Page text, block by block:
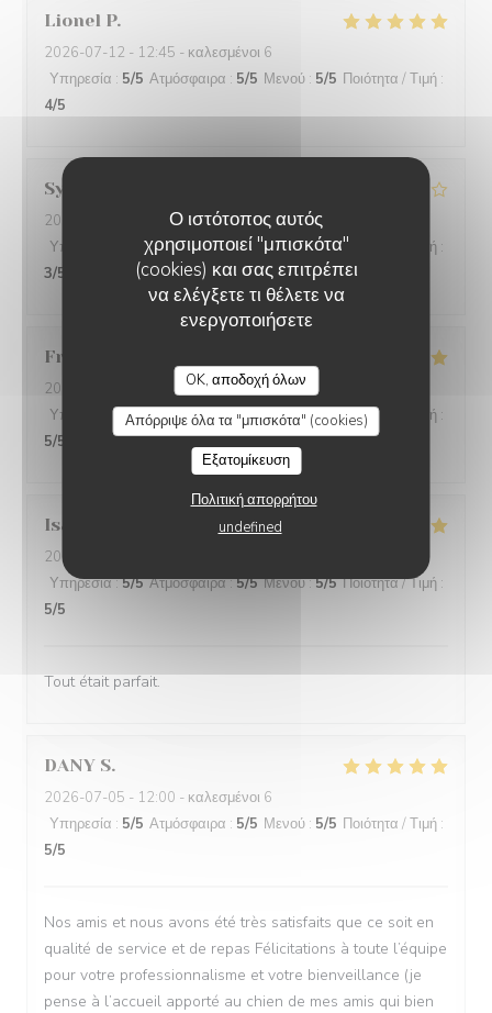
Ο ιστότοπος αυτός
χρησιμοποιεί "μπισκότα"
(cookies) και σας επιτρέπει
να ελέγξετε τι θέλετε να
ενεργοποιήσετε
OK, αποδοχή όλων
Απόρριψε όλα τα "μπισκότα" (cookies)
Εξατομίκευση
Πολιτική απορρήτου
undefined
Lionel P
2026-07-12 - 12:45 - καλεσμένοι 6
Υπηρεσία : 5/5 Ατμόσφαιρα : 5/5 Μενού : 5/5 Ποιότητα / Τιμή :
4/5
Sylvie
2026-07-12
- 12:30 - καλεσμένοι 2
Υπηρεσία
Ατμόσφαιρα:5/5 Μενού:4/5 Ποιότητα / Τιμή :
3/5
Françoise
2026-07-12
- 12:00 - καλεσμένοι 3
Υπηρεσία : 4/5 Ατμόσφαιρα: 5/5 Μενού :5/5 Ποιότητα / Τιμή :
5/5
Isabelle
2026-07-05
Υπηρεσία:5/5 Ατμόσφαιρα:5/5 Μενού:5/5 Ποιότητα / Τιμή :
5/5
Tout était parfait.
DANY S
2026-07-05 - 12:00 - καλεσμένοι 6
Υπηρεσία : 5/5 Ατμόσφαιρα : 5/5 Μενού : 5/5 Ποιότητα / Τιμή :
5/5
Nos amis et nous avons été très satisfaits que ce soit en
qualité de service et de repas Félicitations à toute l’équipe
pour votre professionnalisme et votre bienveillance (je
pense à l’accueil apporté au chien de mes amis qui bien